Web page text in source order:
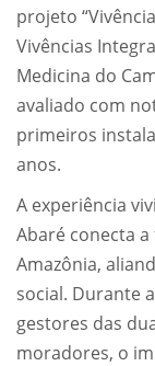
projeto
Vivências
Medicina do
avaliado com
primeiros
anos.
A experiência
Abaré conecta
Amazônia,
social. Durante
gestores das
moradores, o